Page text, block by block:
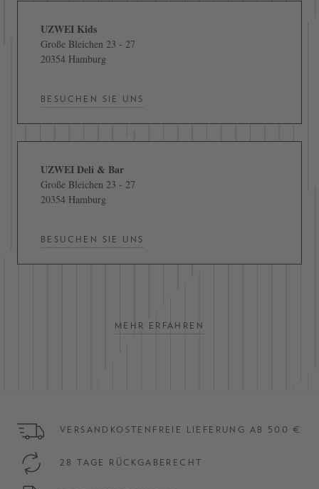
UZWEI Kids
Große Bleichen 23 - 27
20354 Hamburg
BESUCHEN SIE UNS
UZWEI Deli & Bar
Große Bleichen 23 - 27
20354 Hamburg
BESUCHEN SIE UNS
MEHR ERFAHREN
VERSANDKOSTENFREIE LIEFERUNG AB 500 €
28 TAGE RÜCKGABERECHT